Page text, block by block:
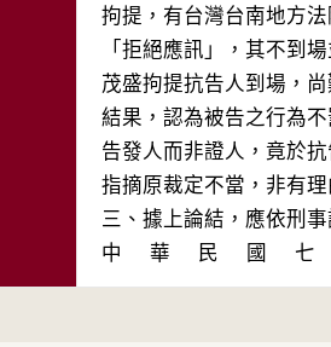
拘提，有台灣台南地方
「拒絕應訊」，其不到
茂盛拘提抗告人到場，
結果，認為被告之行為
告發人而非證人，竟於
指摘原裁定不當，非有理
三、據上論結，應依刑